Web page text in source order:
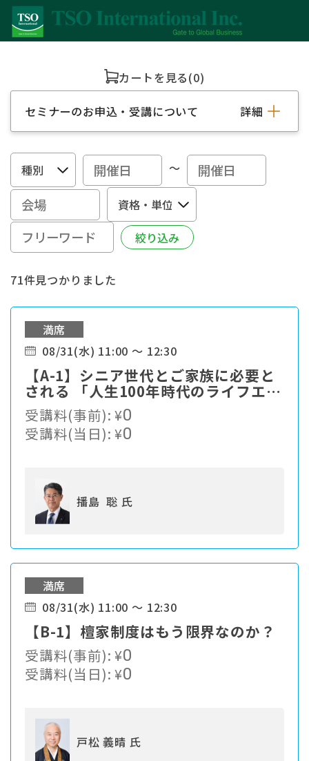
カートを見る(0)
セミナーのお申込・受講について 詳細
～
71件見つかりました
満席
08/31(水) 11:00 ～ 12:30
【A-1】シニア世代とご家族に必要と
される 「人生100年時代のライフエン
ディングカンパニー」への進化とは。
受講料(事前):¥0
受講料(当日):¥0
播島 聡 氏
満席
08/31(水) 11:00 ～ 12:30
【B-1】檀家制度はもう限界なのか？
受講料(事前):¥0
受講料(当日):¥0
戸松 義晴 氏